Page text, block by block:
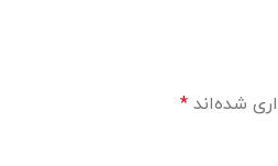
شده‌اند *